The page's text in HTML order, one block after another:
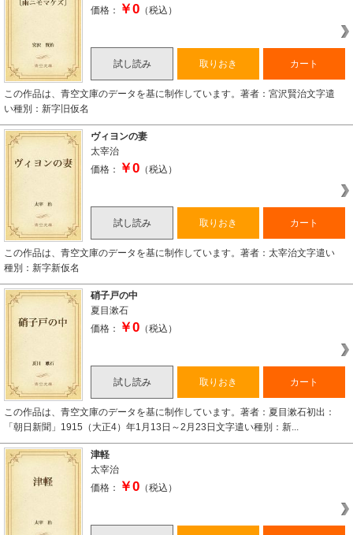
価格：
￥0 （税込）
試し読み 取りおき カート
この作品は、青空文庫のデータを基に制作しています。著者：宮沢賢治文字遣
い種別：新字旧仮名
ヴィヨンの妻
太宰治
価格：
￥0 （税込）
試し読み 取りおき カート
この作品は、青空文庫のデータを基に制作しています。著者：太宰治文字遣い
種別：新字新仮名
硝子戸の中
夏目漱石
価格：
￥0 （税込）
試し読み 取りおき カート
この作品は、青空文庫のデータを基に制作しています。著者：夏目漱石初出：
「朝日新聞」1915（大正4）年1月13日～2月23日文字遣い種別：新...
津軽
太宰治
価格：
￥0 （税込）